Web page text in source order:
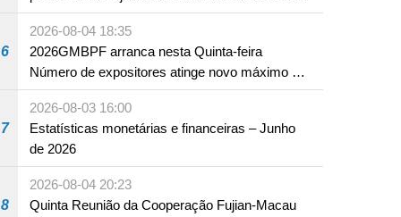
marcas de espectáculos culturais de 2025 (2)
em Fuzhou
6
2026-08-04 18:35
2026GMBPF arranca nesta Quinta-feira
Número de expositores atinge novo máximo em
18 anos
7
2026-08-03 16:00
Estatísticas monetárias e financeiras – Junho
de 2026
8
2026-08-04 20:23
Quinta Reunião da Cooperação Fujian-Macau